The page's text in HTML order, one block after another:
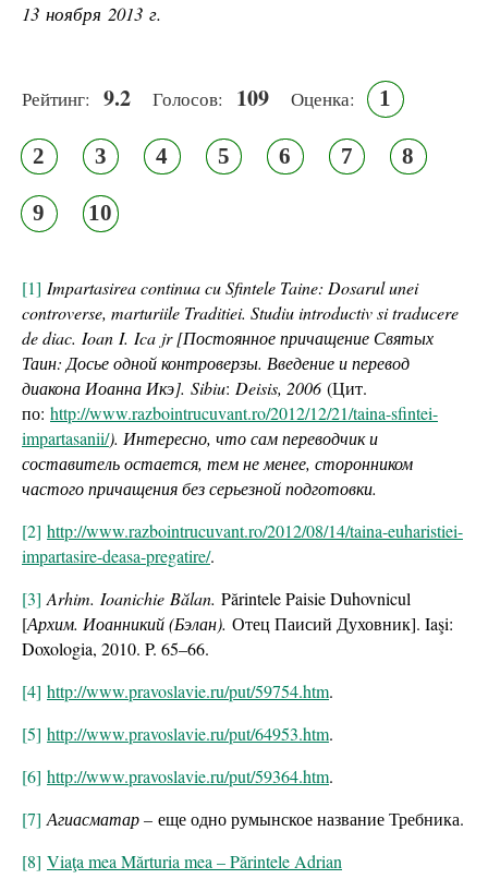
13 ноября 2013 г.
Рейтинг: 9.2 Голосов: 109 Оценка: 1
2 3 4 5 6 7 8
9 10
[1] Impartasirea continua cu Sfintele Taine: Dosarul unei
controverse, marturiile Traditiei. Studiu introductiv si traducere
de diac. Ioan I. Ica jr [Постоянное причащение Святых
Таин: Досье одной контроверзы. Введение и перевод
диакона Иоанна Икэ]. Sibiu: Deisis, 2006(Цит.
по: http://www.razbointrucuvant.ro/2012/12/21/taina-sfintei-
impartasanii/). Интересно, что сам переводчик и
составитель остается, тем не менее, сторонником
частого причащения без серьезной подготовки.
[2] http://www.razbointrucuvant.ro/2012/08/14/taina-euharistiei-
impartasire-deasa-pregatire/.
[3] Arhim. Ioanichie Bălan. Părintele Paisie Duhovnicul
[Архим. Иоанникий (Бэлан). Отец Паисий Духовник]. Iaşi:
Doxologia, 2010. P. 65–66.
[4] http://www.pravoslavie.ru/put/59754.htm.
[5] http://www.pravoslavie.ru/put/64953.htm.
[6] http://www.pravoslavie.ru/put/59364.htm.
[7] Агиасматар – еще одно румынское название Требника.
[8] Viaţa mea Mărturia mea – Părintele Adrian